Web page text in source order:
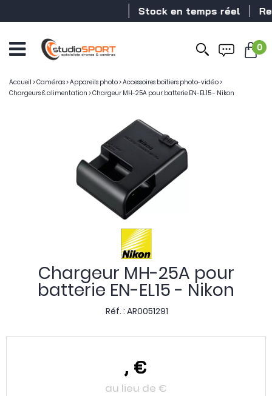
Stock en temps réel
0
Accueil >Caméras>Appareils photo>Accessoires boîtiers photo-vidéo>
Chargeurs & alimentation >Chargeur MH-25A pour batterie EN-EL15 - Nikon
Chargeur MH-25A pour
batterie EN-EL15 - Nikon
Réf. : AR0051291
, €
au lieu de €